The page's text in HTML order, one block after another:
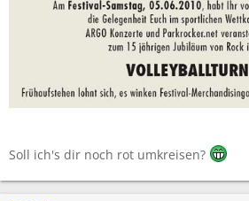
Soll ich's dir noch rot umkreisen?